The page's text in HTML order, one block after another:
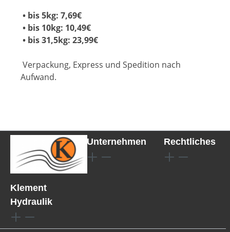
• bis 5kg: 7,69€
• bis 10kg: 10,49€
• bis 31,5kg: 23,99€
Verpackung, Express und Spedition nach
Aufwand.
Klement
Hydraulik
Unternehmen Rechtliches